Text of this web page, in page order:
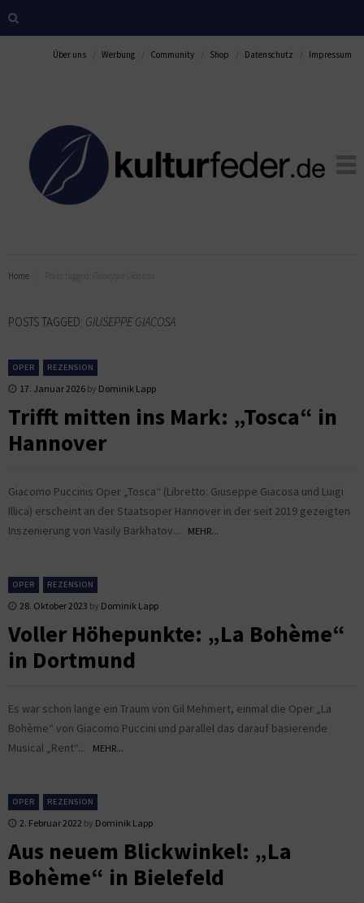
Über uns Werbung Community Shop Datenschutz Impressum
Home
POSTS TAGGED: GIUSEPPE GIACOSA
OPER REZENSION
17. Januar 2026 by Dominik Lapp
Trifft mitten ins Mark: „Tosca“ in
Hannover
Giacomo Puccinis Oper „Tosca“ (Libretto: Giuseppe Giacosa und Luigi
Illica) erscheint an der Staatsoper Hannover in der seit 2019 gezeigten
Inszenierung von Vasily Barkhatov...
MEHR...
OPER REZENSION
28. Oktober 2023 by Dominik Lapp
Voller Höhepunkte: „La Bohème“
in Dortmund
Es war schon lange ein Traum von Gil Mehmert, einmal die Oper „La
Bohème“ von Giacomo Puccini und parallel das darauf basierende
Musical „Rent“...
MEHR...
OPER REZENSION
2. Februar 2022 by Dominik Lapp
Aus neuem Blickwinkel: „La
Bohème“ in Bielefeld